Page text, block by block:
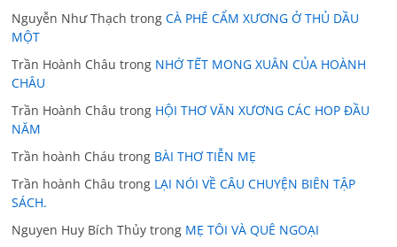
Nguyễn Như Thạch trongCÀ PHÊ CẨM XƯƠNG Ở THỦ DẦU
MỘT
Trần Hoành Châu trong NHỚ TẾT MONG XUÂN CỦA HOÀNH
CHÂU
Trần Hoành Châu trong HỘI THƠ VĂN XƯƠNG CÁC HOP ĐẦU
NĂM
Trần hoành Cháu trong BÀI THƠ TIỄN MẸ
Trần hoành Châu trong LẠI NÓI VỀ CÂU CHUYỆN BIÊN TẬP
SÁCH.
Nguyen Huy Bích Thủy trong MẸ TÔI VÀ QUÊ NGOẠI